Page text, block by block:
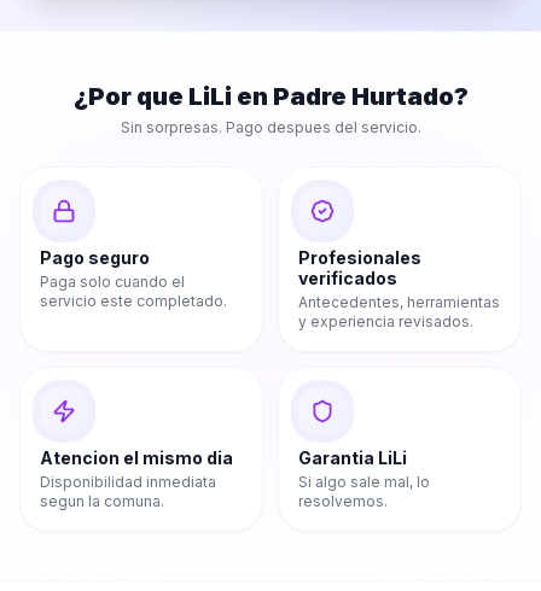
¿Por que LiLi en Padre Hurtado?
Sin sorpresas. Pago despues del servicio.
Pago seguro
Paga solo cuando el
servicio este completado.
Profesionales
verificados
Antecedentes, herramientas
y experiencia revisados.
Atencion el mismo dia
Disponibilidad inmediata
segun la comuna.
Garantia LiLi
Si algo sale mal, lo
resolvemos.